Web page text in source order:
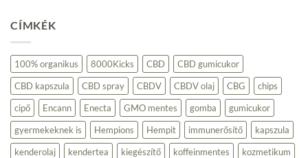
Kender
alapú
választás
a
környezettudatos
fogyasztóknak
bejegyzéshez
CÍMKÉK
100% organikus 8000Kicks CBD
CBD gumicukor
CBD kapszula
CBD spray CBDV CBDV olaj CBG
chips
cipő
Encann Enecta GMO mentes gomba
gumicukor
gyermekeknek is
Hempions Hempit immunerősítő
kapszula
kenderolaj
kendertea kiegészítő koffeinmentes
kozmetikum